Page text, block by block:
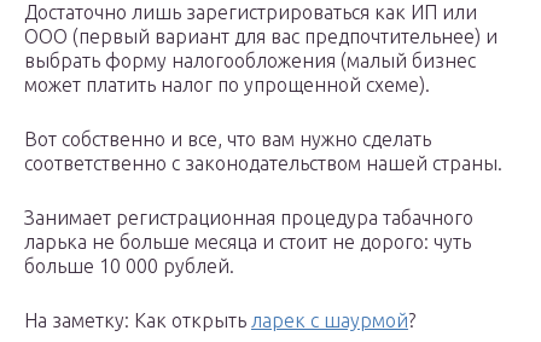
Достаточно лишь зарегистрироваться как ИП или
ООО (первый вариант для вас предпочтительнее) и
выбрать форму налогообложения (малый бизнес
может платить налог по упрощенной схеме).
Вот собственно и все, что вам нужно сделать
соответственно с законодательством нашей страны.
Занимает регистрационная процедура табачного
ларька не больше месяца и стоит не дорого: чуть
больше 10 000 рублей.
На заметку: Как открыть ларек с шаурмой?